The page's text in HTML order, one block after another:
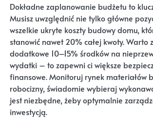
Dokładne zaplanowanie budżetu to
Musisz uwzględnić nie tylko główne
wszelkie ukryte koszty budowy domu,
stanowić nawet 20% całej kwoty. Warto
dodatkowe 10–15% środków na
wydatki – to zapewni ci większe
finansowe. Monitoruj rynek materiałów
robocizny, świadomie wybieraj
jest niezbędne, żeby optymalnie
inwestycją.